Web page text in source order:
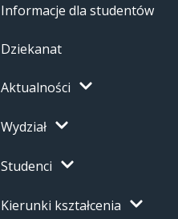
Informacje dla studentów
Dziekanat
Aktualności
Wydział
Studenci
Kierunki kształcenia